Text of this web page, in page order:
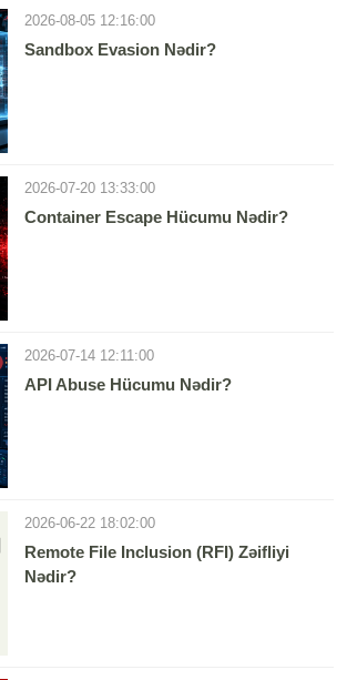
2026-08-05 12:16:00
Sandbox Evasion Nədir?
2026-07-20 13:33:00
Container Escape Hücumu Nədir?
2026-07-14 12:11:00
API Abuse Hücumu Nədir?
2026-06-22 18:02:00
Remote File Inclusion (RFI) Zəifliyi
Nədir?